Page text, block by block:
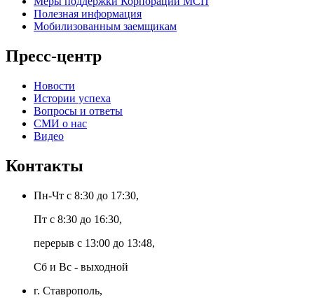
Полезная информация
Мобилизованным заемщикам
Пресс-центр
Новости
Истории успеха
Вопросы и ответы
СМИ о нас
Видео
Контакты
Пн-Чт с 8:30 до 17:30,
Пт с 8:30 до 16:30,
перерыв с 13:00 до 13:48,
Сб и Вс - выходной
г. Ставрополь,